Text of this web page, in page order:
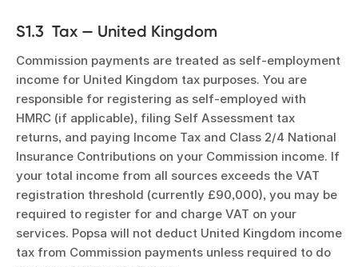
S1.3 Tax — United Kingdom
Commission payments are treated as self-employment
income for United Kingdom tax purposes. You are
responsible for registering as self-employed with
HMRC (if applicable), filing Self Assessment tax
returns, and paying Income Tax and Class 2/4 National
Insurance Contributions on your Commission income. If
your total income from all sources exceeds the VAT
registration threshold (currently £90,000), you may be
required to register for and charge VAT on your
services. Popsa will not deduct United Kingdom income
tax from Commission payments unless required to do